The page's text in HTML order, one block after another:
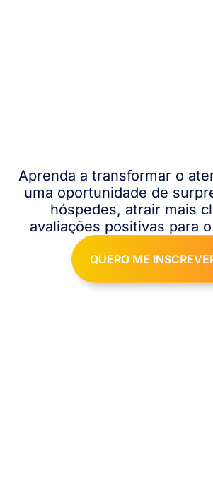
Aprenda a transformar o
uma oportunidade de
hóspedes, atrair mais
avaliações positivas para
QUERO ME